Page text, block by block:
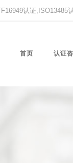
认证
首页 认证